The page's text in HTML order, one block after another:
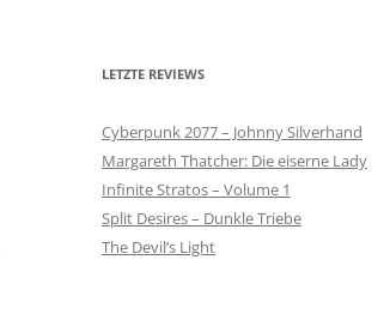
LETZTE REVIEWS
Cyberpunk 2077 – Johnny Silverhand
Margareth Thatcher: Die eiserne Lady
Infinite Stratos – Volume 1
Split Desires – Dunkle Triebe
The Devil’s Light